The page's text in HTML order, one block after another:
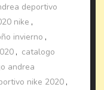
deportivo
nike ,
invierno ,
, catalogo
andrea
nike 2020 ,